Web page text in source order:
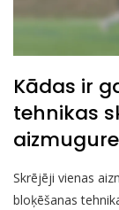
Kādas ir
tehnikas
Skrējēji vienas
bloķēšanas